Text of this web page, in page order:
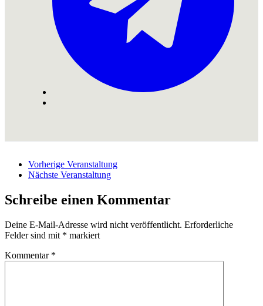
Vorherige Veranstaltung
Nächste Veranstaltung
Schreibe einen Kommentar
Deine E-Mail-Adresse wird nicht veröffentlicht. Erforderliche
Felder sind mit * markiert
Kommentar *